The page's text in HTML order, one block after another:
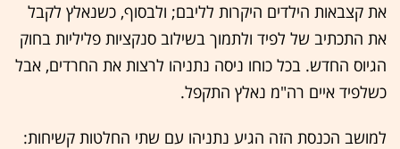
את קצבאות הילדים היקרות לליבם; ולבסוף, כשנאלץ לקבל
את התכתיב של לפיד ולתמוך בשילוב סנקציות פליליות בחוק
הגיוס החדש. בכל כוחו ניסה נתניהו לרצות את החרדים, אבל
כשלפיד איים רה"מ נאלץ התקפל.
למושב הכנסת הזה הגיע נתניהו עם שתי החלטות קשיחות: